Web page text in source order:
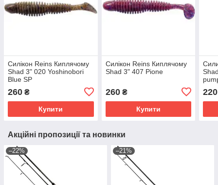
Силікон Reins Киплячому
Shad 3" 020 Yoshinobori
Blue SP
260 ₴
Купити
Силікон Reins Киплячому
Shad 3" 407 Pione
260₴
Купити
220
Акційні пропозиції та новинки
–22% –21%